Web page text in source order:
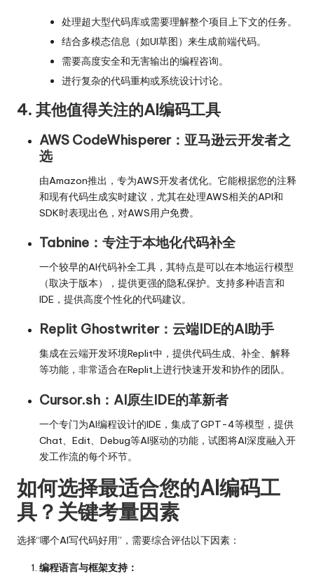
处理超大型代码库或需要理解整个项目上下文的任务。
结合多模态信息（如UI草图）来生成前端代码。
需要高度安全和无害输出的编程咨询。
进行复杂的代码重构或系统设计讨论。
4. 其他值得关注的AI编码工具
AWS CodeWhisperer：亚马逊云开发者之
选
由Amazon推出，专为AWS开发者优化。它能根据您的注释
和现有代码生成实时建议，尤其在处理AWS相关的API和
SDK时表现出色，对AWS用户免费。
Tabnine：专注于本地化代码补全
一个较早的AI代码补全工具，其特点是可以在本地运行模型
（取决于版本），提供更强的隐私保护。支持多种语言和
IDE，提供高度个性化的代码建议。
Replit Ghostwriter：云端IDE的AI助手
集成在云端开发环境Replit中，提供代码生成、补全、解释
等功能，非常适合在Replit上进行快速开发和协作的团队。
Cursor.sh：AI原生IDE的革新者
一个专门为AI编程设计的IDE，集成了GPT-4等模型，提供
Chat、Edit、Debug等AI驱动的功能，试图将AI深度融入开
发工作流的每个环节。
如何选择最适合您的AI编码工
具？关键考量因素
选择“哪个AI写代码好用”，需要综合评估以下因素：
编程语言与框架支持：